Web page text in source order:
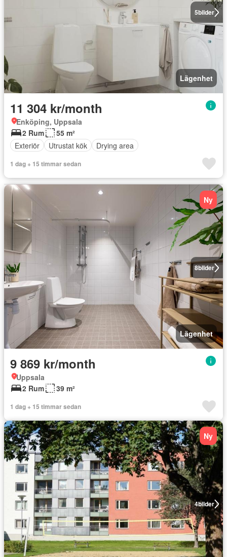
5bilder
Lägenhet
11 304 kr/month
Enköping, Uppsala
2 Rum
55 m²
Exteriör
Utrustat kök Drying area
1 dag + 15 timmar sedan
8bilder
Ny
Lägenhet
9 869 kr/month
Uppsala
2 Rum
39 m²
1 dag + 15 timmar sedan
4bilder
Ny